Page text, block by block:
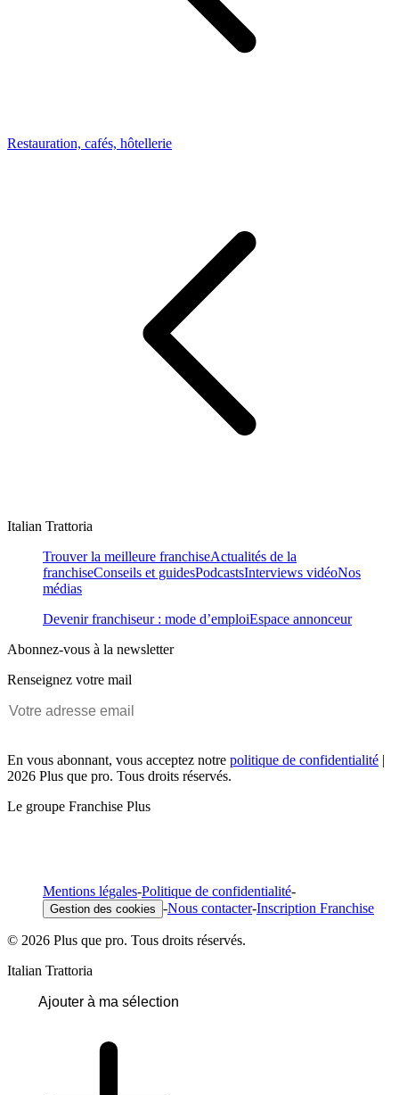
Restauration, cafés, hôtellerie
Italian Trattoria
Trouver la meilleure franchiseActualités de la
franchiseConseils et guidesPodcastsInterviews vidéoNos
médias
Devenir franchiseur : mode d’emploiEspace annonceur
Abonnez-vous à la newsletter
Renseignez votre mail
En vous abonnant, vous acceptez notre politique de confidentialité |
2026 Plus que pro. Tous droits réservés.
Le groupe Franchise Plus
Mentions légales-Politique de confidentialité-
Gestion des cookies -Nous contacter-Inscription Franchise
© 2026 Plus que pro. Tous droits réservés.
Italian Trattoria
Ajouter à ma sélection